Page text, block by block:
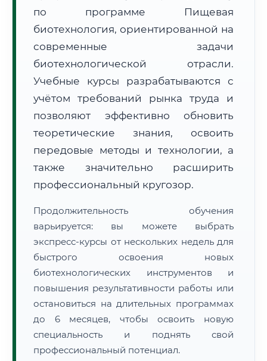
Расчет логистики оригиналов:
~1 910 км
• Экспресс-доставка СДЭК / Почтой:3–5 рабочих дней
📜 Документы и аккредитация ФИС ФРДО
🔍Нажмите на документ для увеличения и просмотра
по программе Пищевая
биотехнология, ориентированной на
современные задачи
биотехнологической отрасли.
Учебные курсы разрабатываются с
учётом требований рынка труда и
позволяют эффективно обновить
теоретические знания, освоить
передовые методы и технологии, а
также значительно расширить
профессиональный кругозор.
Продолжительность обучения
варьируется: вы можете выбрать
экспресс-курсы от нескольких недель для
быстрого освоения новых
биотехнологических инструментов и
повышения результативности работы или
остановиться на длительных программах
до 6 месяцев, чтобы освоить новую
специальность и поднять свой
профессиональный потенциал.